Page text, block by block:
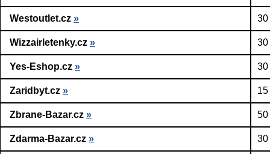
Westoutlet.cz » 30
Wizzairletenky.cz » 30
Yes-Eshop.cz » 30
Zaridbyt.cz »
Zbrane-Bazar.cz » 50
Zdarma-Bazar.cz » 30